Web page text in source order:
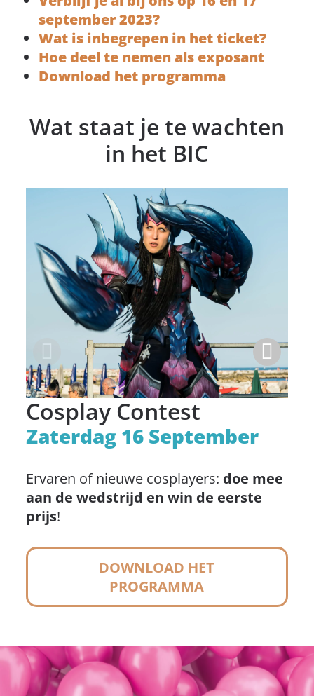
september 2023?
Wat is inbegrepen in het ticket?
Hoe deel te nemen als exposant
Download het programma
Wat staat je te wachten
in het BIC
Cosplay Contest
Zaterdag 16 September
Ervaren of nieuwe cosplayers: doe mee
aan de wedstrijd en win de eerste
prijs!
DOWNLOAD HET
PROGRAMMA